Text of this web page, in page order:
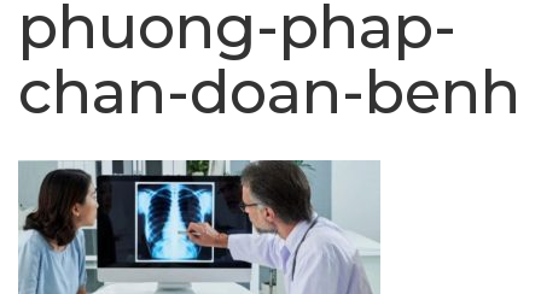
phuong-phap-
chan-doan-benh